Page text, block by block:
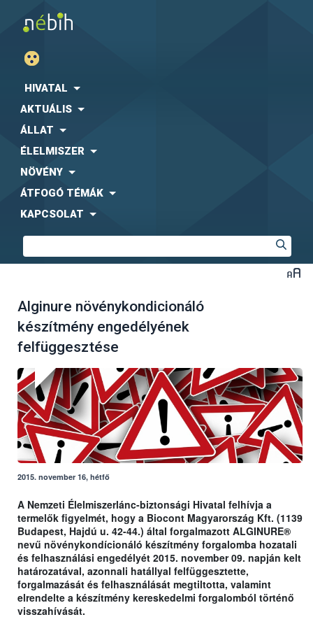
HIVATAL
AKTUÁLIS
ÁLLAT
ÉLELMISZER
NÖVÉNY
ÁTFOGÓ TÉMÁK
KAPCSOLAT
Alginure növénykondicionáló
készítmény engedélyének
felfüggesztése
2015. november 16, hétfő
A Nemzeti Élelmiszerlánc-biztonsági Hivatal felhívja a
termelők figyelmét, hogy a Biocont Magyarország Kft. (1139
Budapest, Hajdú u. 42-44.) által forgalmazott ALGINURE®
nevű növénykondícionáló készítmény forgalomba hozatali
és felhasználási engedélyét 2015. november 09. napján kelt
határozatával, azonnali hatállyal felfüggesztette,
forgalmazását és felhasználását megtiltotta, valamint
elrendelte a készítmény kereskedelmi forgalomból történő
visszahívását.